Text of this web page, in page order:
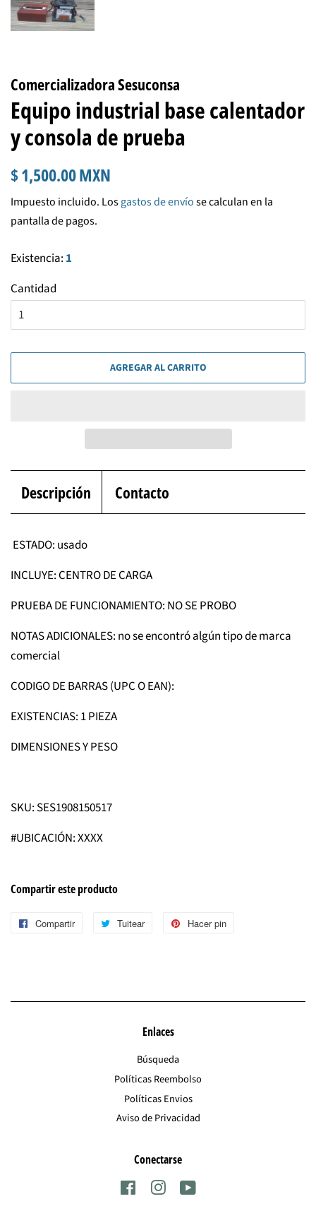
Comercializadora Sesuconsa
Equipo industrial base calentador
y consola de prueba
Precio
$ 1,500.00 MXN
venta
Impuesto incluido. Losgastos de envíose calculan en la
pantalla de pagos.
Existencia: 1
Cantidad
AGREGAR AL CARRITO
Descripción Contacto
ESTADO: usado
INCLUYE: CENTRO DE CARGA
PRUEBA DE FUNCIONAMIENTO: NO SE PROBO
NOTAS ADICIONALES: no se encontró algún tipo de marca
comercial
CODIGO DE BARRAS (UPC O EAN):
EXISTENCIAS: 1 PIEZA
DIMENSIONES Y PESO
SKU: SES1908150517
#UBICACIÓN: XXXX
Compartir este producto
Compartir
CompartirTuitear
Tuitear
Hacer pin
Enlaces
Búsqueda
Políticas Reembolso
Políticas Envios
Aviso de Privacidad
Conectarse
FacebookInstagram